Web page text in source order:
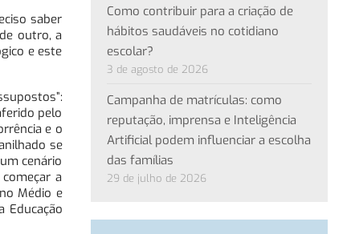
saber
outro, a
e este
pelo
e o
se
cenário
a
Médio e
Educação
Como contribuir para a criação de
hábitos saudáveis no cotidiano
escolar?
3 de agosto de 2026
Campanha de matrículas: como
reputação, imprensa e Inteligência
Artificial podem influenciar a escolha
das famílias
29 de julho de 2026